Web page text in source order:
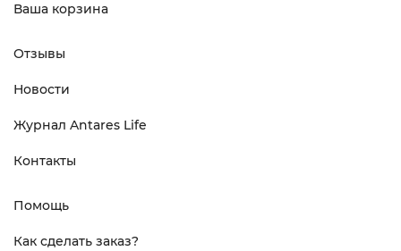
Ваша корзина
Отзывы
Новости
Журнал Antares Life
Контакты
Помощь
Как сделать заказ?